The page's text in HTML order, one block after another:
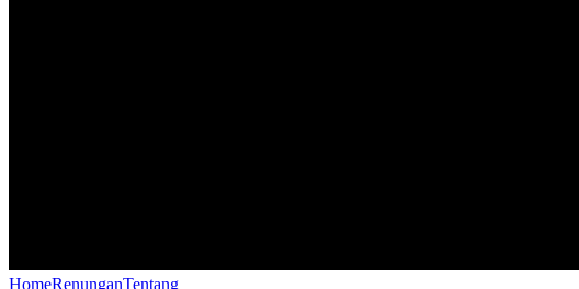
HomeRenunganTentang